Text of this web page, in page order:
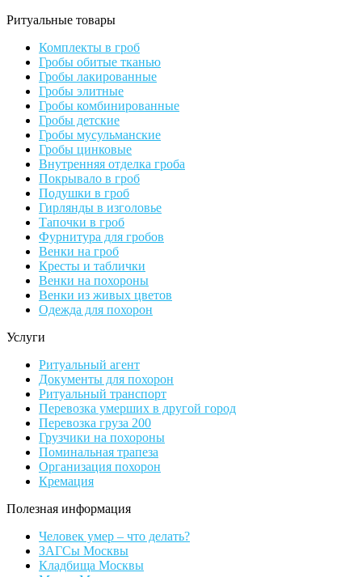
Ритуальные товары
Комплекты в гроб
Гробы обитые тканью
Гробы лакированные
Гробы элитные
Гробы комбинированные
Гробы детские
Гробы мусульманские
Гробы цинковые
Внутренняя отделка гроба
Покрывало в гроб
Подушки в гроб
Гирлянды в изголовье
Тапочки в гроб
Фурнитура для гробов
Венки на гроб
Кресты и таблички
Венки на похороны
Венки из живых цветов
Одежда для похорон
Услуги
Ритуальный агент
Документы для похорон
Ритуальный транспорт
Перевозка умерших в другой город
Перевозка груза 200
Грузчики на похороны
Поминальная трапеза
Организация похорон
Кремация
Полезная информация
Человек умер – что делать?
ЗАГСы Москвы
Кладбища Москвы